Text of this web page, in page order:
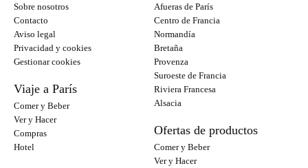
Sobre nosotros
Contacto
Aviso legal
Privacidad y cookies
Gestionar cookies
Viaje a París
Comer y Beber
Ver y Hacer
Compras
Hotel
Afueras de París
Centro de Francia
Normandía
Bretaña
Provenza
Suroeste de Francia
Riviera Francesa
Alsacia
Ofertas de productos
Comer y Beber
Ver y Hacer